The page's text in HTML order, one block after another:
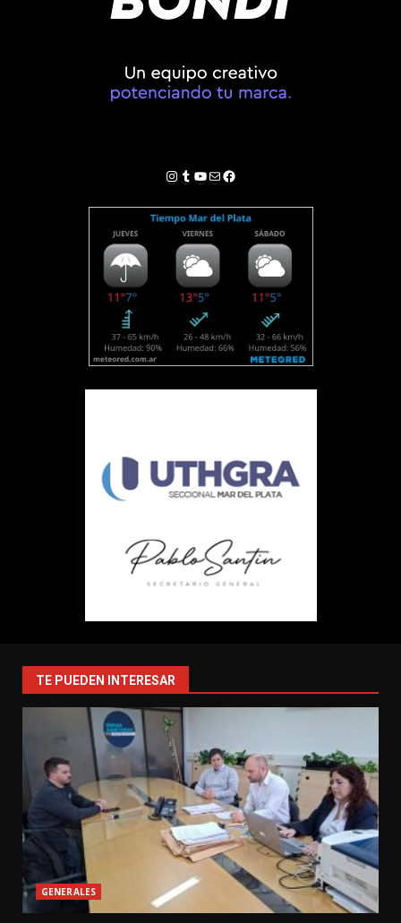
Instagram
Tumblr
YouTube
Correo electrónico
Facebook
TE PUEDEN INTERESAR
GENERALES